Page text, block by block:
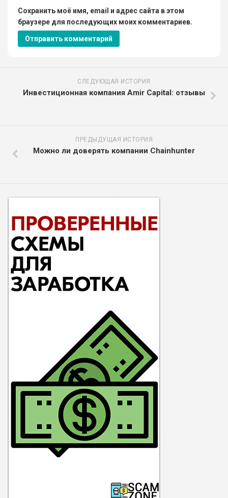
Сохранить моё имя, email и адрес сайта в этом
браузере для последующих моих комментариев.
СЛЕДУЮЩАЯ ИСТОРИЯ
Инвестиционная компания Amir Capital: отзывы
ПРЕДЫДУЩАЯ ИСТОРИЯ
Можно ли доверять компании Chainhunter